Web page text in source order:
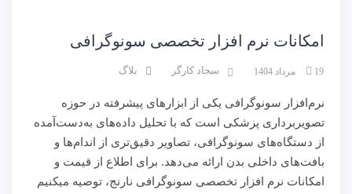
امکانات نرم افزار تخصصی سونوگرافی
19 مرداد 1404 سجاد کارگر بلاگ
نرم‌افزار سونوگرافی یکی از ابزارهای پیشرفته در حوزه
تصویربرداری پزشکی است که با تحلیل داده‌های به‌دست‌آمده
از دستگاه‌های سونوگرافی، تصاویر دقیق‌تری از اندام‌ها و
بافت‌های داخلی بدن ارائه می‌دهد. برای اطلاع از قیمت و
امکانات نرم افزار تخصصی سونوگرافی نارنج، توصیه میکنیم